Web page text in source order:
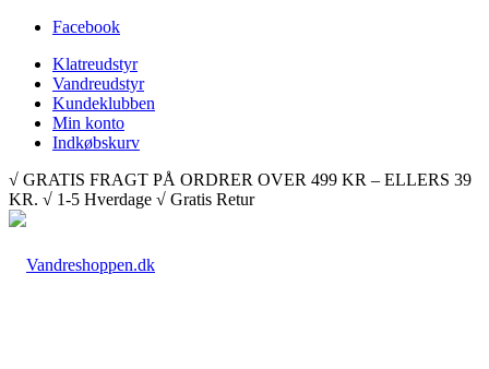
Facebook
Klatreudstyr
Vandreudstyr
Kundeklubben
Min konto
Indkøbskurv
√ GRATIS FRAGT PÅ ORDRER OVER 499 KR – ELLERS 39
KR. √ 1-5 Hverdage √ Gratis Retur